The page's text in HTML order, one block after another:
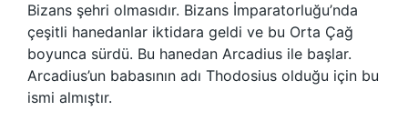
Bizans şehri olmasıdır. Bizans İmparatorluğu’nda
çeşitli hanedanlar iktidara geldi ve bu Orta Çağ
boyunca sürdü. Bu hanedan Arcadius ile başlar.
Arcadius’un babasının adı Thodosius olduğu için bu
ismi almıştır.